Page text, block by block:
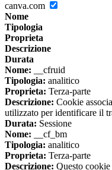
canva.com
Nome
Tipologia
Proprieta
Descrizione
Durata
Nome: __cfruid
Tipologia: analitico
Proprieta: Terza-parte
Descrizione: Cookie
utilizzato per identificare il
Durata: Sessione
Nome: __cf_bm
Tipologia: analitico
Proprieta: Terza-parte
Descrizione: Questo